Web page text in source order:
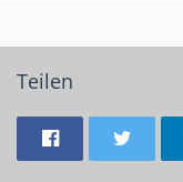
Teilen